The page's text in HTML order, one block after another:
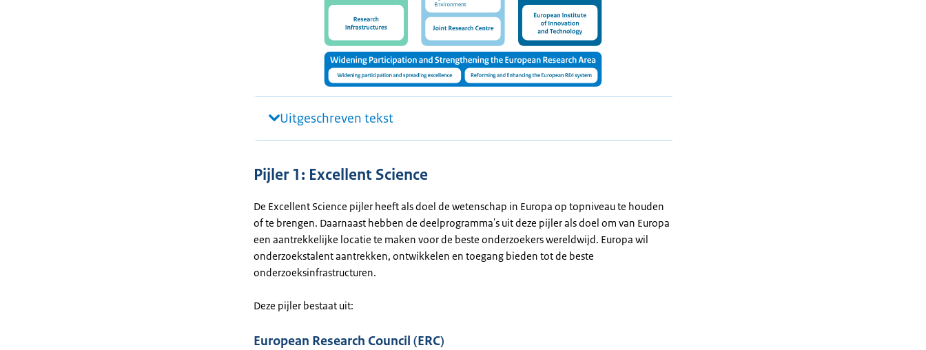
Uitgeschreven tekst
Pijler 1: Excellent Science
De Excellent Science pijler heeft als doel de wetenschap in Europa op topniveau te houden
of te brengen. Daarnaast hebben de deelprogramma's uit deze pijler als doel om van Europa
een aantrekkelijke locatie te maken voor de beste onderzoekers wereldwijd. Europa wil
onderzoekstalent aantrekken, ontwikkelen en toegang bieden tot de beste
onderzoeksinfrastructuren.
Deze pijler bestaat uit:
European Research Council (ERC)